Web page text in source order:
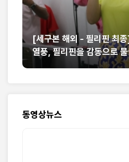
[세구본 해외 - 필리핀 최종
열풍, 필리핀을 감동으로
동영상뉴스